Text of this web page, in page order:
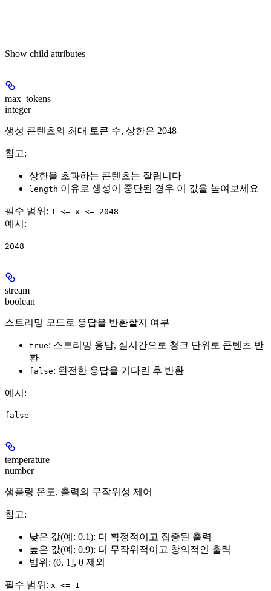
Show child attributes
max_tokens
integer
생성 콘텐츠의 최대 토큰 수, 상한은 2048
참고:
상한을 초과하는 콘텐츠는 잘립니다
length 이유로 생성이 중단된 경우 이 값을 높여보세요
필수 범위 : 1 <= x <= 2048
예시 :
2048
stream
boolean
스트리밍 모드로 응답을 반환할지 여부
true: 스트리밍 응답, 실시간으로 청크 단위로 콘텐츠 반
환
false: 완전한 응답을 기다린 후 반환
예시 :
false
temperature
number
샘플링 온도, 출력의 무작위성 제어
참고:
낮은 값(예: 0.1): 더 확정적이고 집중된 출력
높은 값(예: 0.9): 더 무작위적이고 창의적인 출력
범위: (0, 1], 0 제외
필수 범위 : x <= 1